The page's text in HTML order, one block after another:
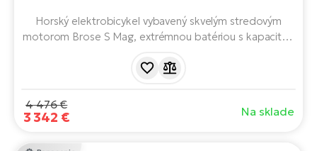
Horský elektrobicykel vybavený skvelým stredovým
motorom Brose S Mag, extrémnou batériou s kapacitou
vidlicou RockShox Judy Gold. Ponúka fantastické jazdné
4 476 €
3 342 € Na sklade